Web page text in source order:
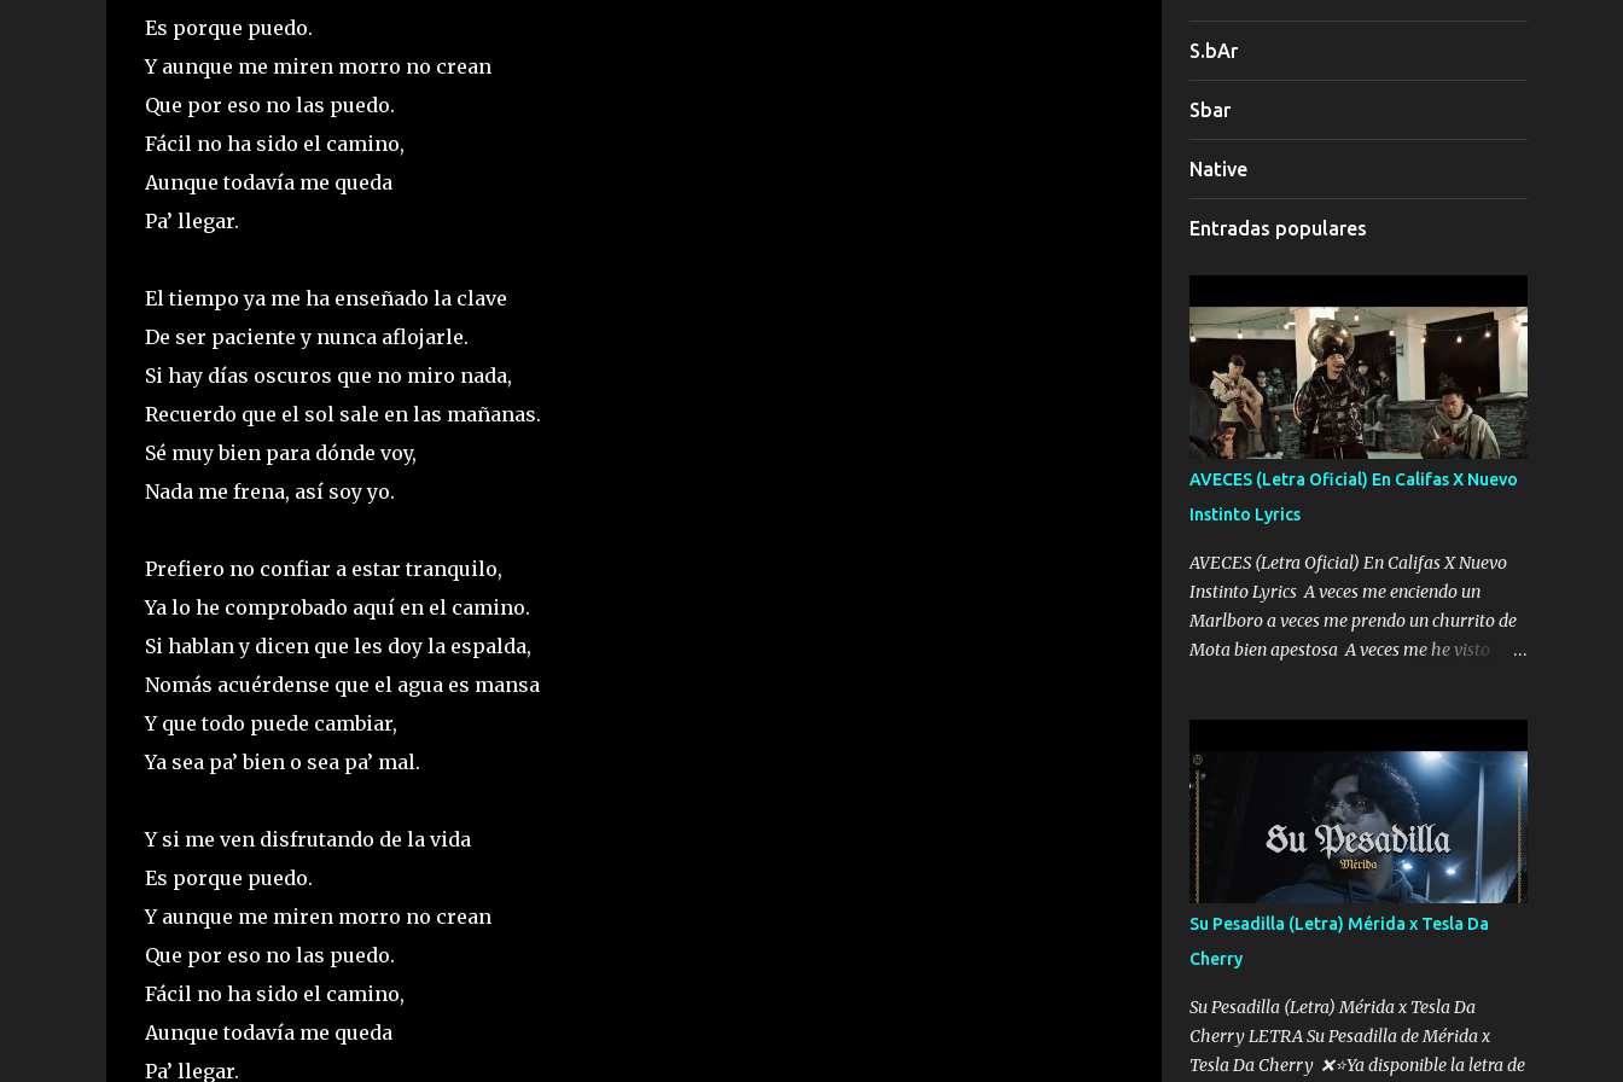
Es porque puedo.
Y aunque me miren morro no crean
Que por eso no las puedo.
Fácil no ha sido el camino,
Aunque todavía me queda
Pa’ llegar.
El tiempo ya me ha enseñado la clave
De ser paciente y nunca aflojarle.
Si hay días oscuros que no miro nada,
Recuerdo que el sol sale en las mañanas.
Sé muy bien para dónde voy,
Nada me frena, así soy yo.
Prefiero no confiar a estar tranquilo,
Ya lo he comprobado aquí en el camino.
Si hablan y dicen que les doy la espalda,
Nomás acuérdense que el agua es mansa
Y que todo puede cambiar,
Ya sea pa’ bien o sea pa’ mal.
Y si me ven disfrutando de la vida
Es porque puedo.
Y aunque me miren morro no crean
Que por eso no las puedo.
Fácil no ha sido el camino,
Aunque todavía me queda
Pa’ llegar.
S.bAr
Sbar
Native
Entradas populares
AVECES (Letra Oficial) En Califas X Nuevo
Instinto Lyrics
AVECES (Letra Oficial) En Califas X Nuevo
Instinto Lyrics A veces me enciendo un
Marlboro a veces me prendo un churrito de
Mota bien apestosa A veces me he visto
me mandó yo tengo el control a todos yo les
paro el dedo soy hocicon un malcriado un
malandrón Que Les importa no saben nada
falsas las risas las que me miran hay gente
corriente no quieren verte subir de level
trucha mis plebes Música A veces me pongo
un sombrero a veces me ven la cachucha de
lado con la mirada siempre en alto A veces
me fajó una super o a veces me fajó una
Glock siempre armado todas las
generaciones yo traigo El chiste es que hago
Su Pesadilla (Letra) Mérida x Tesla Da
Cherry
Su Pesadilla (Letra) Mérida x Tesla Da
Cherry LETRA Su Pesadilla de Mérida x
Tesla Da Cherry ❌⭐Ya disponible la letra de